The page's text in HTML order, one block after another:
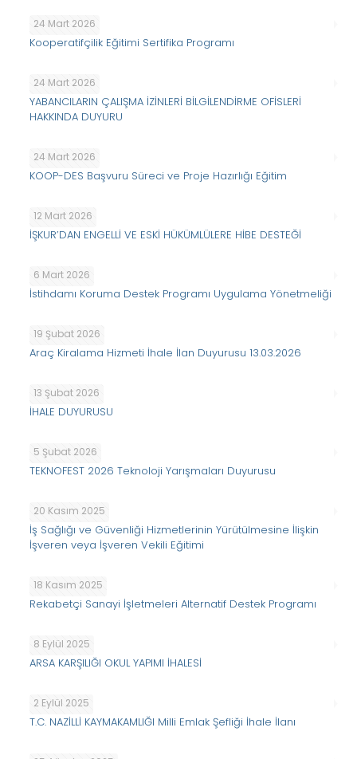
24 Mart 2026
Kooperatifçilik Eğitimi Sertifika Programı
24 Mart 2026
YABANCILARIN ÇALIŞMA İZİNLERİ BİLGİLENDİRME OFİSLERİ
HAKKINDA DUYURU
24 Mart 2026
KOOP-DES Başvuru Süreci ve Proje Hazırlığı Eğitim
12 Mart 2026
İŞKUR’DAN ENGELLİ VE ESKİ HÜKÜMLÜLERE HİBE DESTEĞİ
6 Mart 2026
İstihdamı Koruma Destek Programı Uygulama Yönetmeliği
19 Şubat 2026
Araç Kiralama Hizmeti İhale İlan Duyurusu 13.03.2026
13 Şubat 2026
İHALE DUYURUSU
5 Şubat 2026
TEKNOFEST 2026 Teknoloji Yarışmaları Duyurusu
20 Kasım 2025
İş Sağlığı ve Güvenliği Hizmetlerinin Yürütülmesine İlişkin
İşveren veya İşveren Vekili Eğitimi
18 Kasım 2025
Rekabetçi Sanayi İşletmeleri Alternatif Destek Programı
8 Eylül 2025
ARSA KARŞILIĞI OKUL YAPIMI İHALESİ
2 Eylül 2025
T.C. NAZİLLİ KAYMAKAMLIĞI Milli Emlak Şefliği İhale İlanı